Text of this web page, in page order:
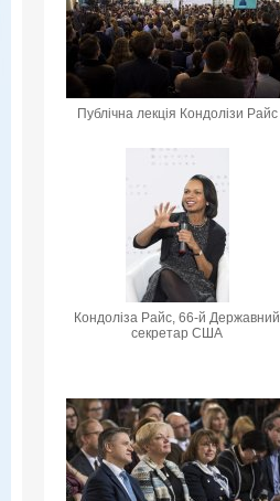
Публічна лекція Кондолізи Райс
Кондоліза Райс, 66-й Державний
секретар США